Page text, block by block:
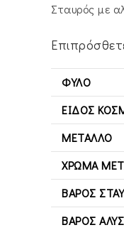
Σταυρός με
ΦΎΛΟ
ΕΊΔΟΣ
ΜΈΤΑΛΛΟ
ΧΡΏΜΑ
ΒΆΡΟΣ
ΒΆΡΟΣ